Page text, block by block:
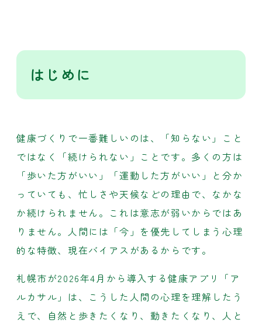
はじめに
健康づくりで一番難しいのは、「知らない」こと
ではなく「続けられない」ことです。多くの方は
「歩いた方がいい」「運動した方がいい」と分か
っていても、忙しさや天候などの理由で、なかな
か続けられません。これは意志が弱いからではあ
りません。人間には「今」を優先してしまう心理
的な特徴、現在バイアスがあるからです。
札幌市が2026年4月から導入する健康アプリ「ア
ルカサル」は、こうした人間の心理を理解したう
えで、自然と歩きたくなり、動きたくなり、人と